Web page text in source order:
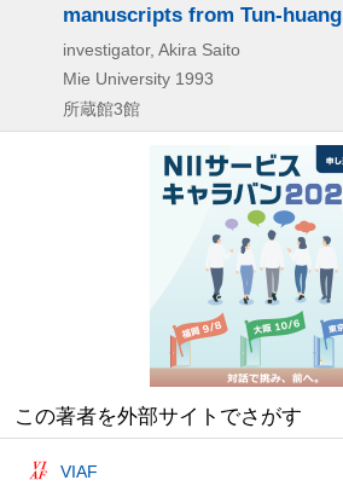
manuscripts from Tun-huang
investigator, Akira Saito
Mie University 1993
所蔵館3館
この著者を外部サイトでさがす
VIAF